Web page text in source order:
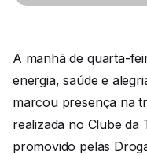
A manhã de quarta-
energia, saúde e
marcou presença na
realizada no Clube da
promovido pelas